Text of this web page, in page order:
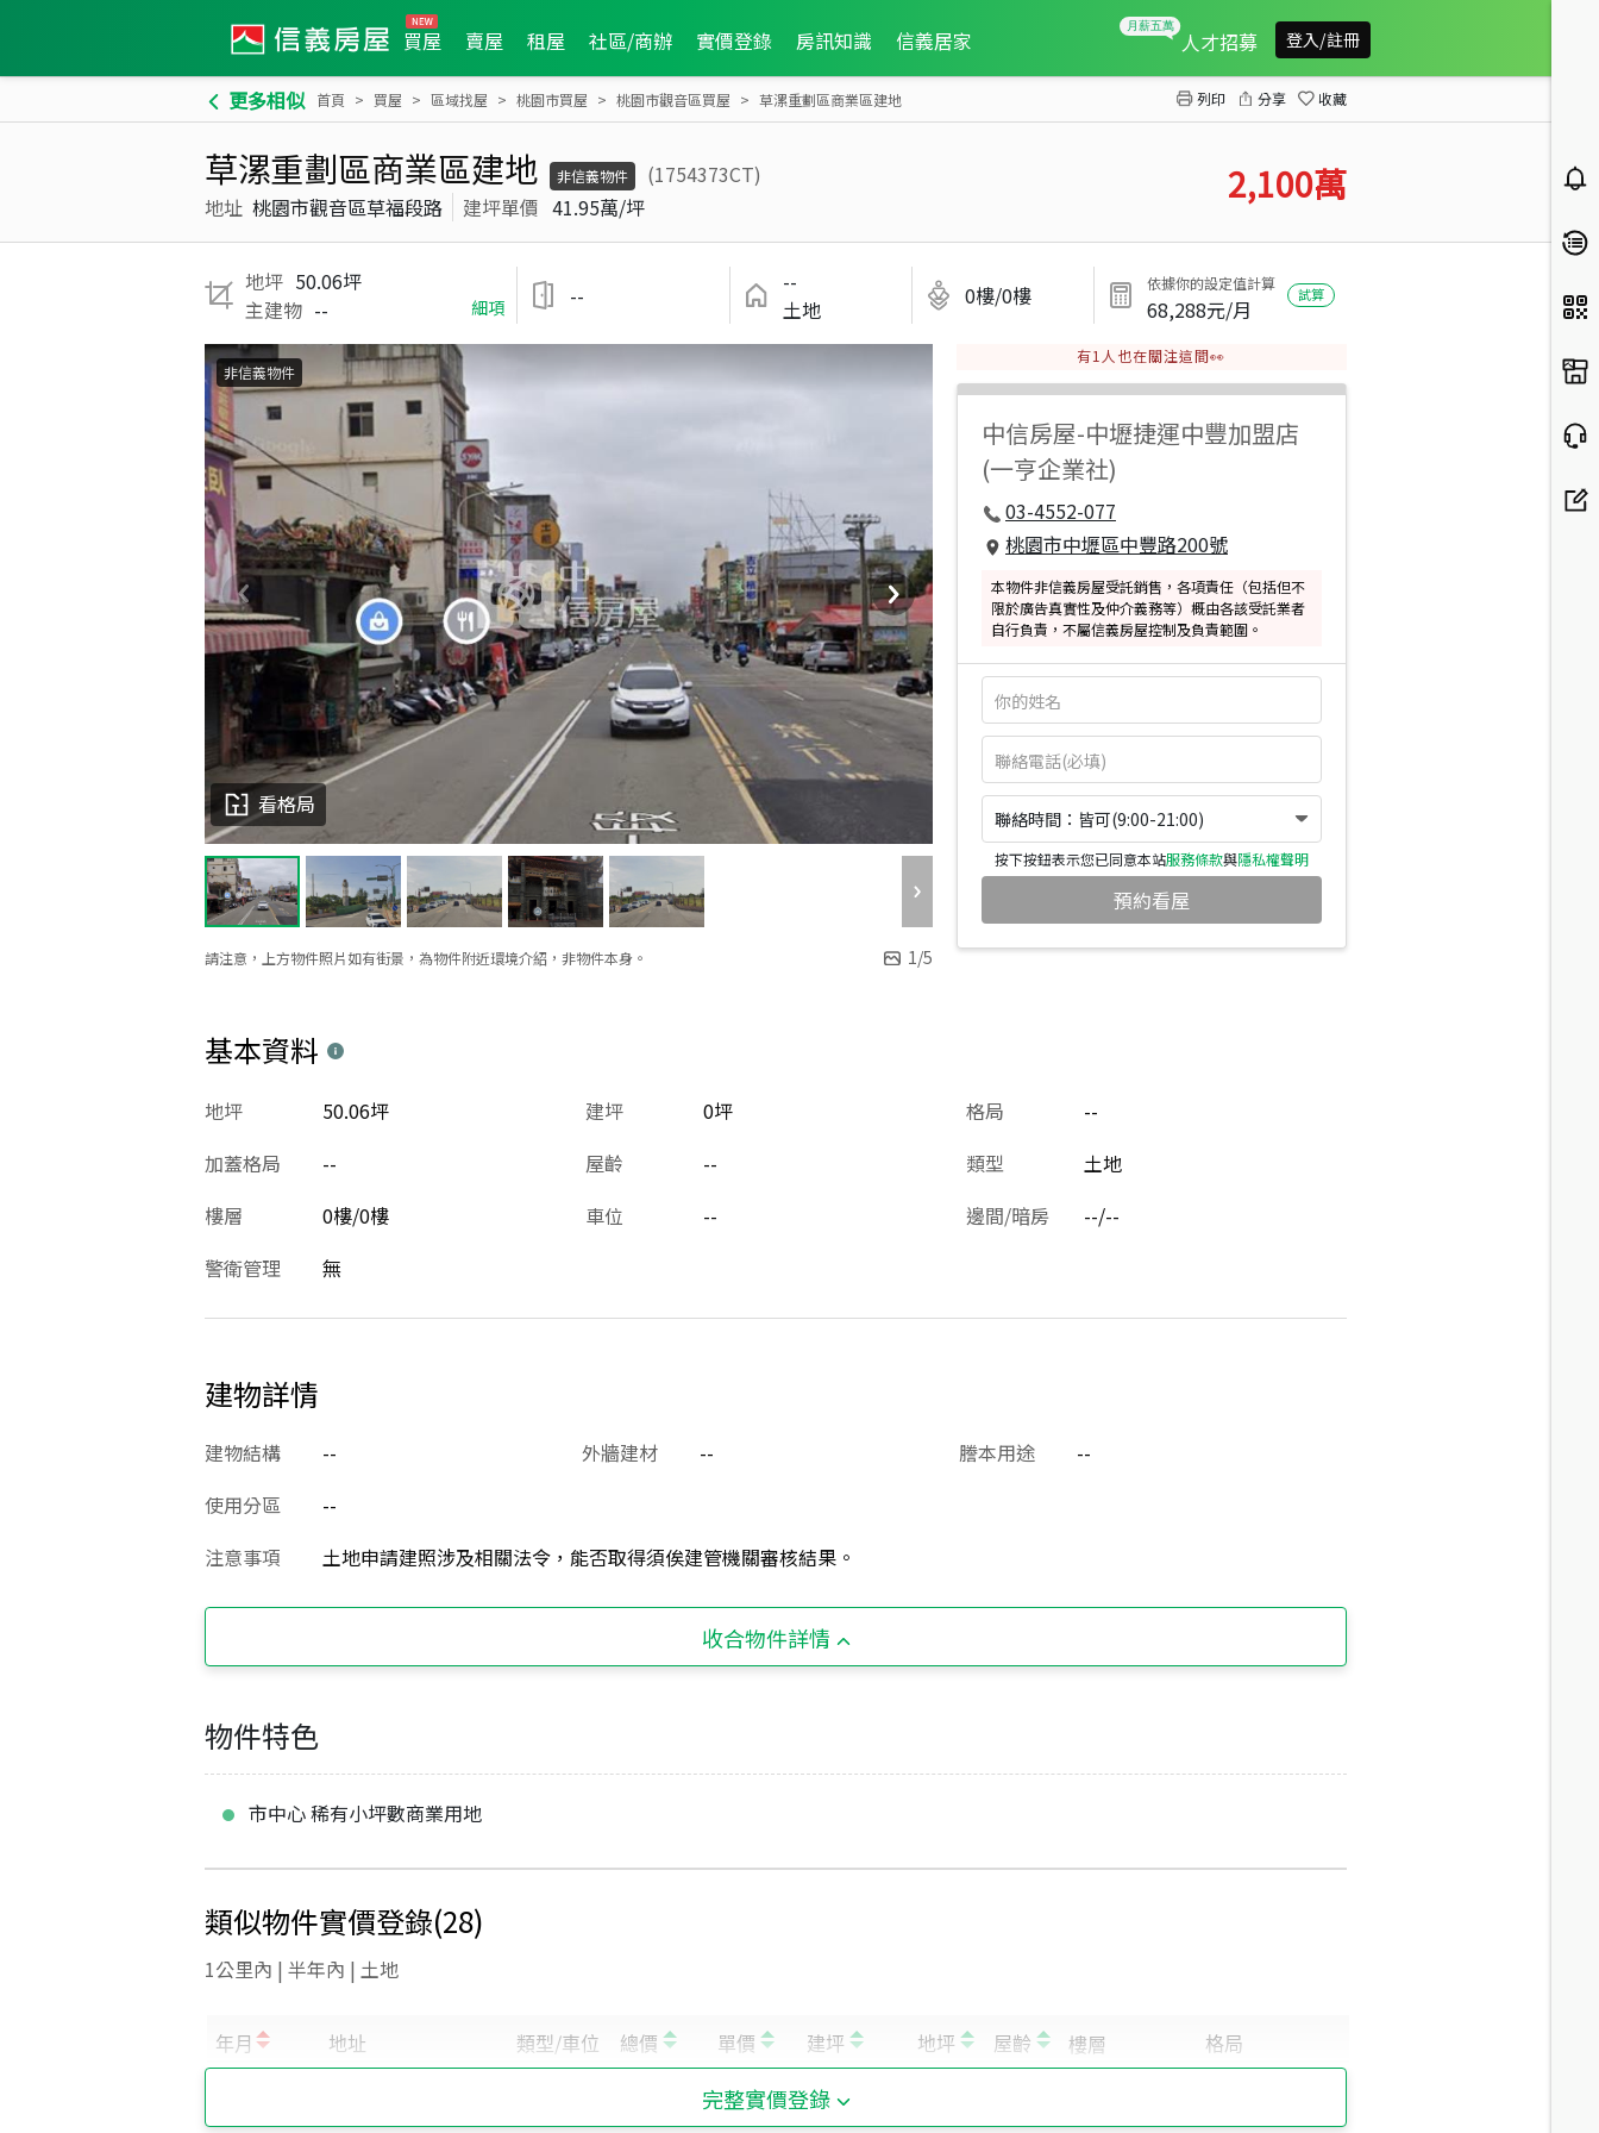
買屋 賣屋 租屋 社區/商辦 實價登錄 房訊知識 信義居家 人才招募 登入/註冊
更多相似 首頁 買屋 區域找屋 桃園市買屋 桃園市觀音區買屋 草漯重劃區商業區建地 列印 分享 收藏
草漯重劃區商業區建地 非信義物件
(1754373CT)
地址 桃園市觀音區草福段路 建坪單價 41.95萬/坪 2,100萬
地坪 50.06坪
主建物 -- 細項 --
--
土地
0樓/0樓 依據你的設定值計算
68,288元/月
試算
請注意，上方物件照片如有街景，為物件附近環境介紹，非物件本身。 1/5
看格局
非信義物件
有1 人也在關注這間👀
中信房屋-中壢捷運中豐加盟店
(一亨企業社)
03-4552-077
桃園市中壢區中豐路200號
本物件非信義房屋受託銷售，各項責任（包括但不
限於廣告真實性及仲介義務等）概由各該受託業者
自行負責，不屬信義房屋控制及負責範圍。
聯絡時間：皆可(9:00-21:00)
按下按鈕表示您已同意本站服務條款與隱私權聲明
預約看屋
基本資料
建坪 0坪
地坪 50.06坪 格局
--
加蓋格局
-- 屋齡 -- 類型
土地
樓層
0樓/0樓 車位 -- 邊間/暗房
--/--
警衛管理
無
建物詳情
建物結構 -- 外牆建材 -- 謄本用途
--
使用分區
--
注意事項
土地申請建照涉及相關法令，能否取得須俟建管機關審核結果。
收合物件詳情
物件特色
市中心 稀有小坪數商業用地
類似物件實價登錄(28)
1公里內 | 半年內 | 土地
完整實價登錄